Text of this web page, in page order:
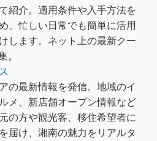
紹介。適用条件や入手方法を
、忙しい日常でも簡単に活用
します。ネット上の最新クー
。
の最新情報を発信。地域のイ
メ、新店舗オープン情報など
の方や観光客、移住希望者に
届け、湘南の魅力をリアルタ